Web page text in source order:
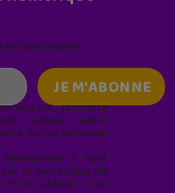
lundi matin)
j’accepte
saisies soient
de ma demande
à tout
le lien en bas de
Pour obtenir plus